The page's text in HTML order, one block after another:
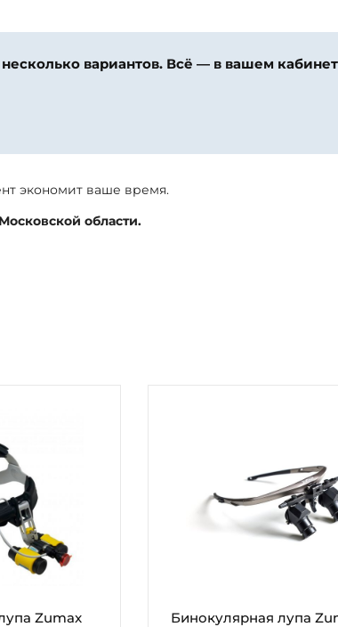
вариантов. Всё — в вашем
экономит ваше время.
области.
Zumax
Бинокулярная лупа